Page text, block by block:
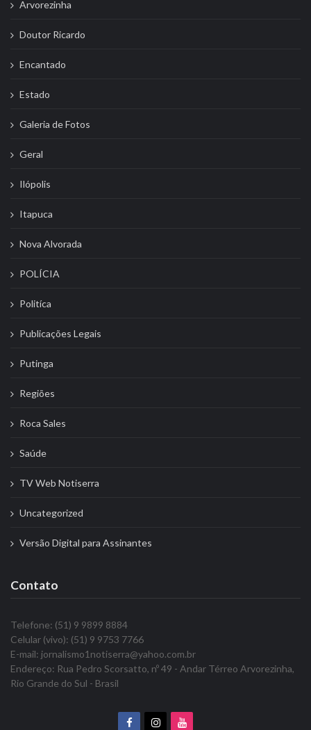
Arvorezinha
Doutor Ricardo
Encantado
Estado
Galeria de Fotos
Geral
Ilópolis
Itapuca
Nova Alvorada
POLÍCIA
Politíca
Publicações Legais
Putinga
Regiões
Roca Sales
Saúde
TV Web Notiserra
Uncategorized
Versão Digital para Assinantes
Contato
Telefone: (51) 9 9899 8884
Celular (vivo): (51) 9 9753 7766
E-mail: jornalismo1notiserra@yahoo.com.br
Endereço: Rua Pedro Scorsatto, nº 49 - Andar Térreo Arvorezinha,
Rio Grande do Sul - Brasil